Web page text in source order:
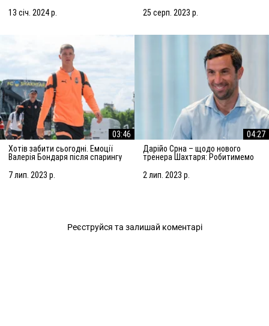
13 січ. 2024 р.
25 серп. 2023 р.
03:46
Хотів забити сьогодні. Емоції
Валерія Бондаря після спарингу
7 лип. 2023 р.
04:27
Дарійо Срна – щодо нового
тренера Шахтаря: Робитимемо
2 лип. 2023 р.